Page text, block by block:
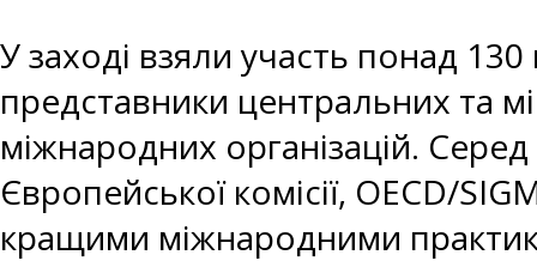
У заході взяли участь понад
представники центральних та
міжнародних організацій.
Європейської комісії, OECD/
кращими міжнародними